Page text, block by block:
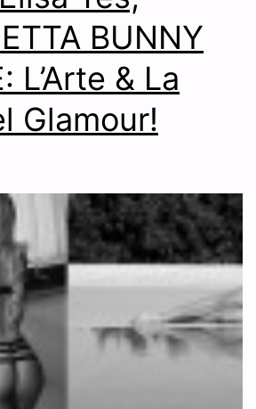
BUNNY
L’Arte & La
Glamour!